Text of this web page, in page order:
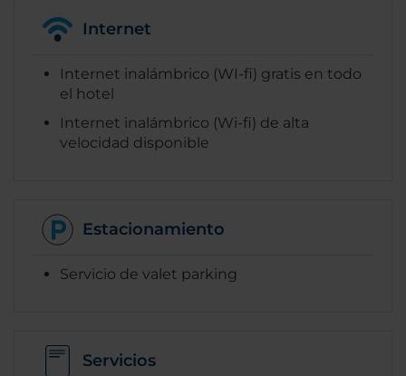
Internet
Internet inalámbrico (WI-fi) gratis en todo
el hotel
Internet inalámbrico (Wi-fi) de alta
velocidad disponible
Estacionamiento
Servicio de valet parking
Servicios